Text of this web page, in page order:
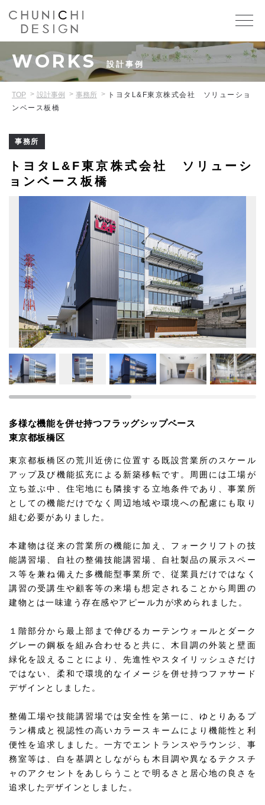
WORKS 設計事例
TOP 設計事例 事務所
トヨタL&F東京株式会社 ソリューショ
ンベース板橋
事務所
トヨタL&F東京株式会社 ソリューシ
ョンベース板橋
多様な機能を併せ持つフラッグシップベース
東京都板橋区
東京都板橋区の荒川近傍に位置する既設営業所のスケール
アップ及び機能拡充による新築移転です。周囲には工場が
立ち並ぶ中、住宅地にも隣接する立地条件であり、事業所
としての機能だけでなく周辺地域や環境への配慮にも取り
組む必要がありました。
本建物は従来の営業所の機能に加え、フォークリフトの技
能講習場、自社の整備技能講習場、自社製品の展示スペー
ス等を兼ね備えた多機能型事業所で、従業員だけではなく
講習の受講生や顧客等の来場も想定されることから周囲の
建物とは一味違う存在感やアピール力が求められました。
１階部分から最上部まで伸びるカーテンウォールとダーク
グレーの鋼板を組み合わせると共に、木目調の外装と壁面
緑化を設えることにより、先進性やスタイリッシュさだけ
ではない、柔和で環境的なイメージを併せ持つファサード
デザインとしました。
整備工場や技能講習場では安全性を第一に、ゆとりあるプ
ラン構成と視認性の高いカラースキームにより機能性と利
便性を追求しました。一方でエントランスやラウンジ、事
務室等は、白を基調としながらも木目調や異なるテクスチ
ャのアクセントをあしらうことで明るさと居心地の良さを
追求したデザインとしました。